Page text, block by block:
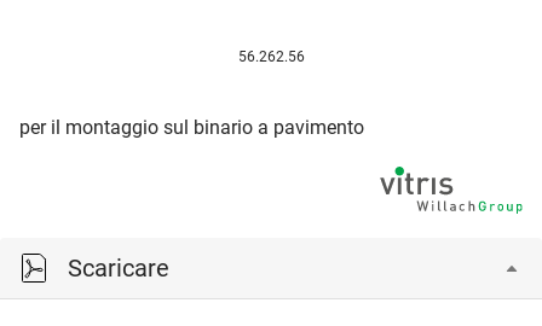
56.262.56
per il montaggio sul binario a pavimento
Scaricare